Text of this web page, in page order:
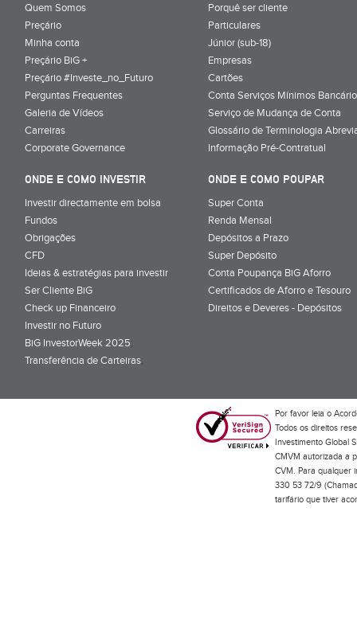
Quem Somos
Preçário
Minha conta
Preçário BiG +
Preçário #Investe_no_Futuro
Perguntas Frequentes
Galeria de Vídeos
Carreiras
Corporate Governance
Porquê ser cliente
Particulares
Júnior (sub-18)
Empresas
Cartões
Conta Serviços Mínimos
Serviço de Mudança de Conta
Glossário de Terminologia
Informação Pré-Contratual
ONDE E COMO INVESTIR
Investir directamente em bolsa
Fundos
Obrigações
CFD
Ideias & estratégias para investir
Ser Cliente BiG
Check up Financeiro
Investir no Futuro
BiG InvestorWeek 2025;
Transferência de Carteiras;
ONDE E COMO POUPAR
Super Conta
Renda Mensal
Depósitos a Prazo
Super Depósito
Conta Poupança BiG Aforro
Certificados de Aforro e Tesouro
Direitos e Deveres - Depósitos
Por favor leia o
Todos os direitos
Investimento Global
CMVM autorizada a
CVM. Para qualquer
330 53 72/9
tarifário que tiver